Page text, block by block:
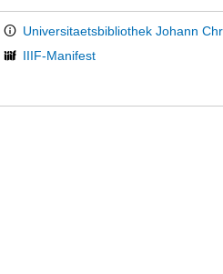
Universitaetsbibliothek Johann
IIIF-Manifest